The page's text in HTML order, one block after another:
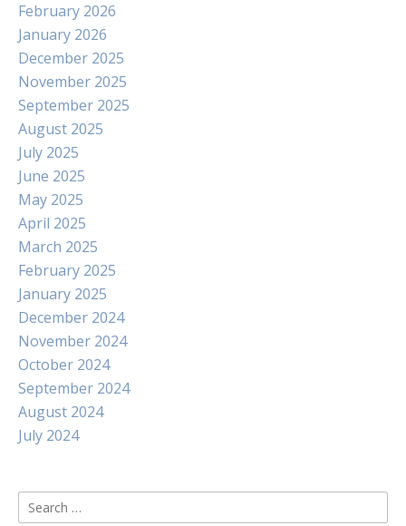
February 2026
January 2026
December 2025
November 2025
September 2025
August 2025
July 2025
June 2025
May 2025
April 2025
March 2025
February 2025
January 2025
December 2024
November 2024
October 2024
September 2024
August 2024
July 2024
Search